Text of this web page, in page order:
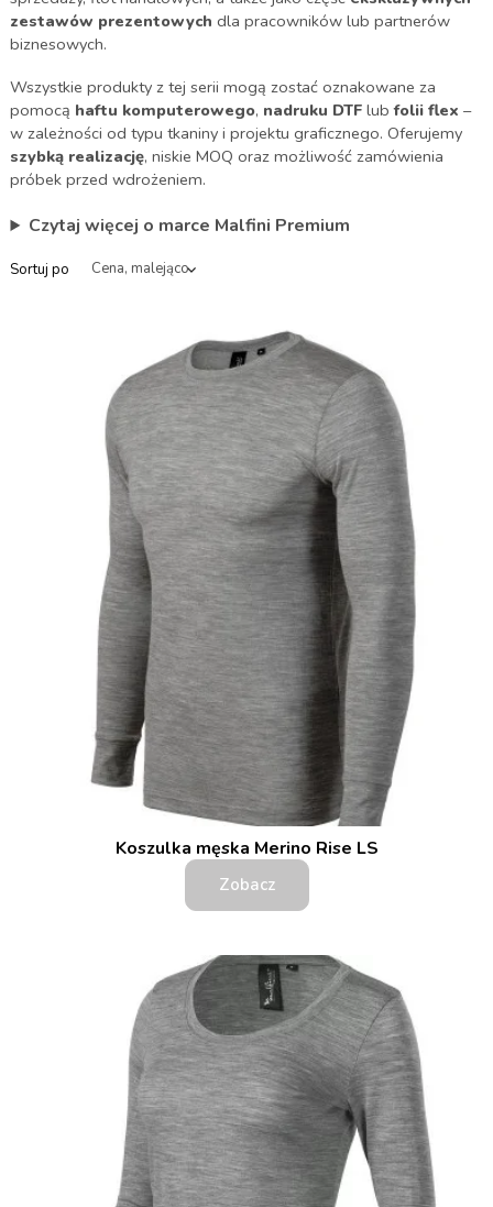
zestawów prezentowych dla pracowników lub partnerów
biznesowych.
Wszystkie produkty z tej serii mogą zostać oznakowane za
pomocą haftu komputerowego, nadruku DTF lubfolii flex –
w zależności od typu tkaniny i projektu graficznego. Oferujemy
szybką realizację, niskie MOQ oraz możliwość zamówienia
próbek przed wdrożeniem.
Czytaj więcej o marce Malfini Premium
Sortuj po
Koszulka męska Merino Rise LS
Zobacz